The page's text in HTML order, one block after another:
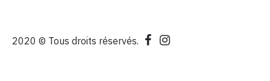
2020 © Tous droits réservés.